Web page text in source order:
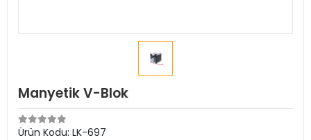
Manyetik V-Blok
Ürün Kodu: LK-697